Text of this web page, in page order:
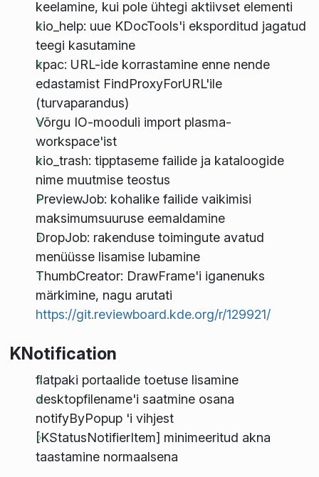
keelamine, kui pole ühtegi aktiivset elementi
kio_help: uue KDocTools'i eksporditud jagatud
teegi kasutamine
kpac: URL-ide korrastamine enne nende
edastamist FindProxyForURL'ile
(turvaparandus)
Võrgu IO-mooduli import plasma-
workspace'ist
kio_trash: tipptaseme failide ja kataloogide
nime muutmise teostus
PreviewJob: kohalike failide vaikimisi
maksimumsuuruse eemaldamine
DropJob: rakenduse toimingute avatud
menüüsse lisamise lubamine
ThumbCreator: DrawFrame'i iganenuks
märkimine, nagu arutati
https://git.reviewboard.kde.org/r/129921/
KNotification
flatpaki portaalide toetuse lisamine
desktopfilename'i saatmine osana
notifyByPopup 'i vihjest
[KStatusNotifierItem] minimeeritud akna
taastamine normaalsena